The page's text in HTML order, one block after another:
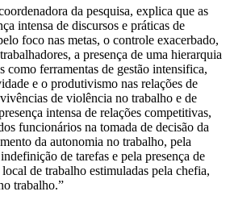
da pesquisa, explica que as
intensa de discursos e práticas de
foco nas metas, o controle exacerbado,
a presença de uma hierarquia
como ferramentas de gestão intensifica,
e o produtivismo nas relações de
de violência no trabalho e de
intensa de relações competitivas,
funcionários na tomada de decisão da
da autonomia no trabalho, pela
de tarefas e pela presença de
de trabalho estimuladas pela chefia,
trabalho.”